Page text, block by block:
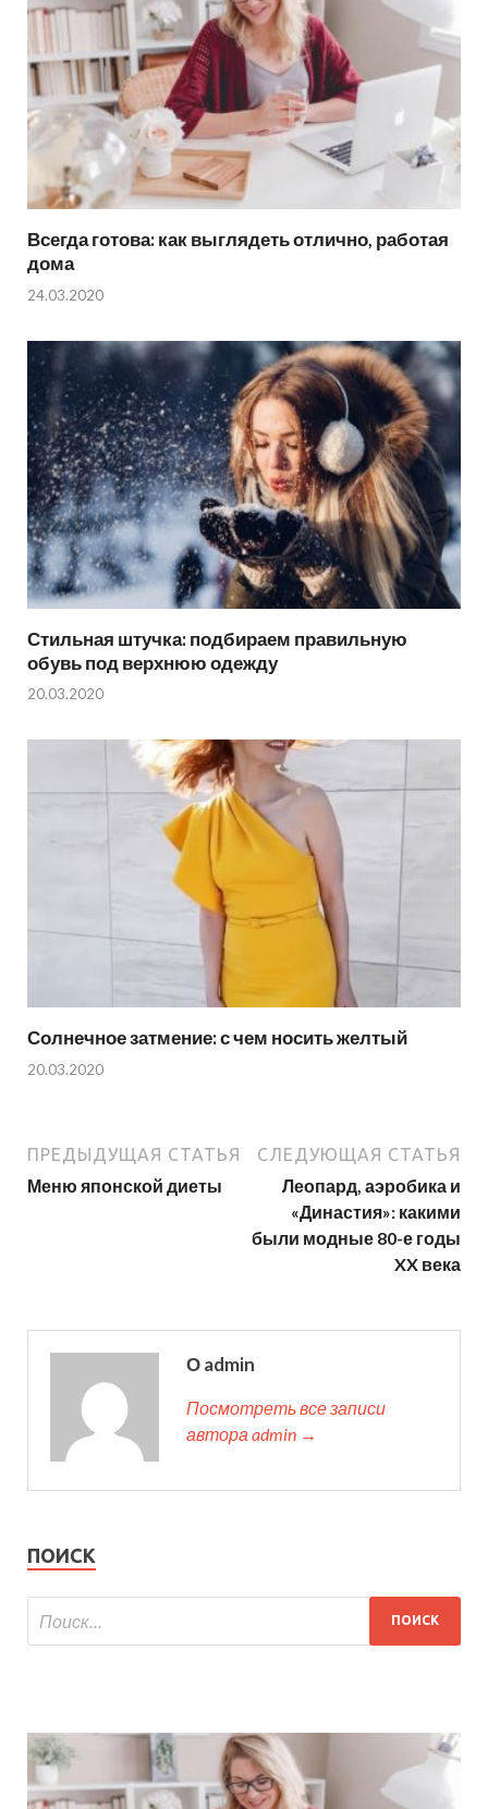
Всегда готова: как выглядеть отлично, работая
дома
24.03.2020
Стильная штучка: подбираем правильную
обувь под верхнюю одежду
20.03.2020
Солнечное затмение: с чем носить желтый
20.03.2020
ПРЕДЫДУЩАЯ СТАТЬЯ
Меню японской диеты
СЛЕДУЮЩАЯ СТАТЬЯ
Леопард, аэробика и
«Династия»: какими
были модные 80-е годы
XX века
О admin
Посмотреть все записи
автора admin →
ПОИСК